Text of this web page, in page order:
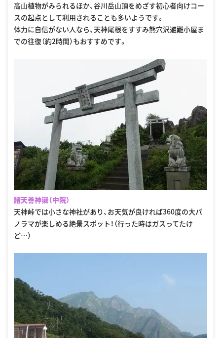
高山植物がみられるほか、谷川岳山頂をめざす初心者向けコー
スの起点として利用されることも多いようです。
体力に自信がない人なら、天神尾根をすすみ熊穴沢避難小屋ま
での往復（約2時間）もおすすめです。
諸天善神嶽（中院）
天神峠では小さな神社があり、お天気が良ければ360度の大パ
ノラマが楽しめる絶景スポット！（行った時はガスってたけ
ど…）